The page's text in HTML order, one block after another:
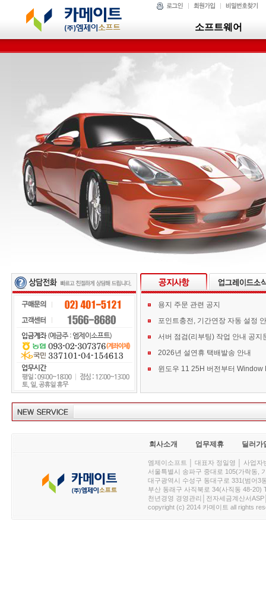
소프트웨어
용지 주문 관련 공지
포인트충전, 기간연장 자동 설정
서버 점검(리부팅) 작업 안내 공지
2026년 설연휴 택배발송 안내
회사소개 업무제휴 딜러가
엠제이소프트 │ 대표자 정일영 │ 사업
서울특별시 송파구 중대로 105(가락동,
대구광역시 수성구 동대구로 331(범어3
부산 동래구 사직북로 34(사직동 48-20)
천년경영 경영관리│전자세금계산서
copyright (c) 2014 카메이트 all rights